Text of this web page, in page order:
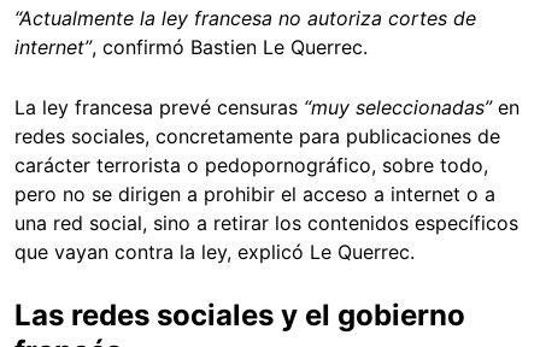
“Actualmente la ley francesa no autoriza cortes de
internet”, confirmó Bastien Le Querrec.
La ley francesa prevé censuras “muy seleccionadas”en
redes sociales, concretamente para publicaciones de
carácter terrorista o pedopornográfico, sobre todo,
pero no se dirigen a prohibir el acceso a internet o a
una red social, sino a retirar los contenidos específicos
que vayan contra la ley, explicó Le Querrec.
Las redes sociales y el gobierno